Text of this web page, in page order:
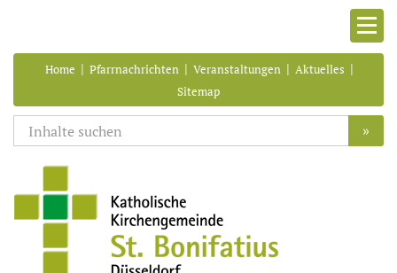
Home | Pfarrnachrichten | Veranstaltungen | Aktuelles |
Sitemap
»